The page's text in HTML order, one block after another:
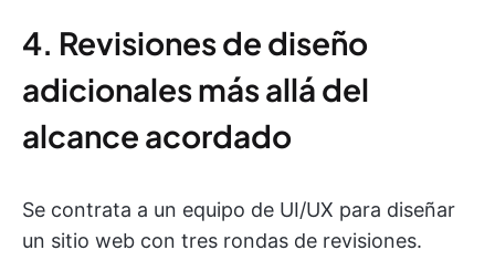
4. Revisiones de diseño
adicionales más allá del
alcance acordado
Se contrata a un equipo de UI/UX para diseñar
un sitio web con tres rondas de revisiones.